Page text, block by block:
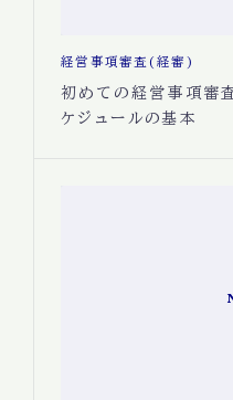
経営事項審査(経審)
初めての経営事項
ケジュールの基本